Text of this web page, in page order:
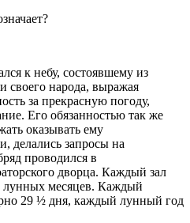
к небу, состоявшему из
своего народа, выражая
за прекрасную погоду,
Его обязанностью так же
оказывать ему
делались запросы на
проводился в
дворца. Каждый зал
лунных месяцев. Каждый
29 ½ дня, каждый лунный год